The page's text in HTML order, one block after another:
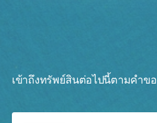
เข้าถึงทรัพย์สินต่อไปนี้ตามคำขอ